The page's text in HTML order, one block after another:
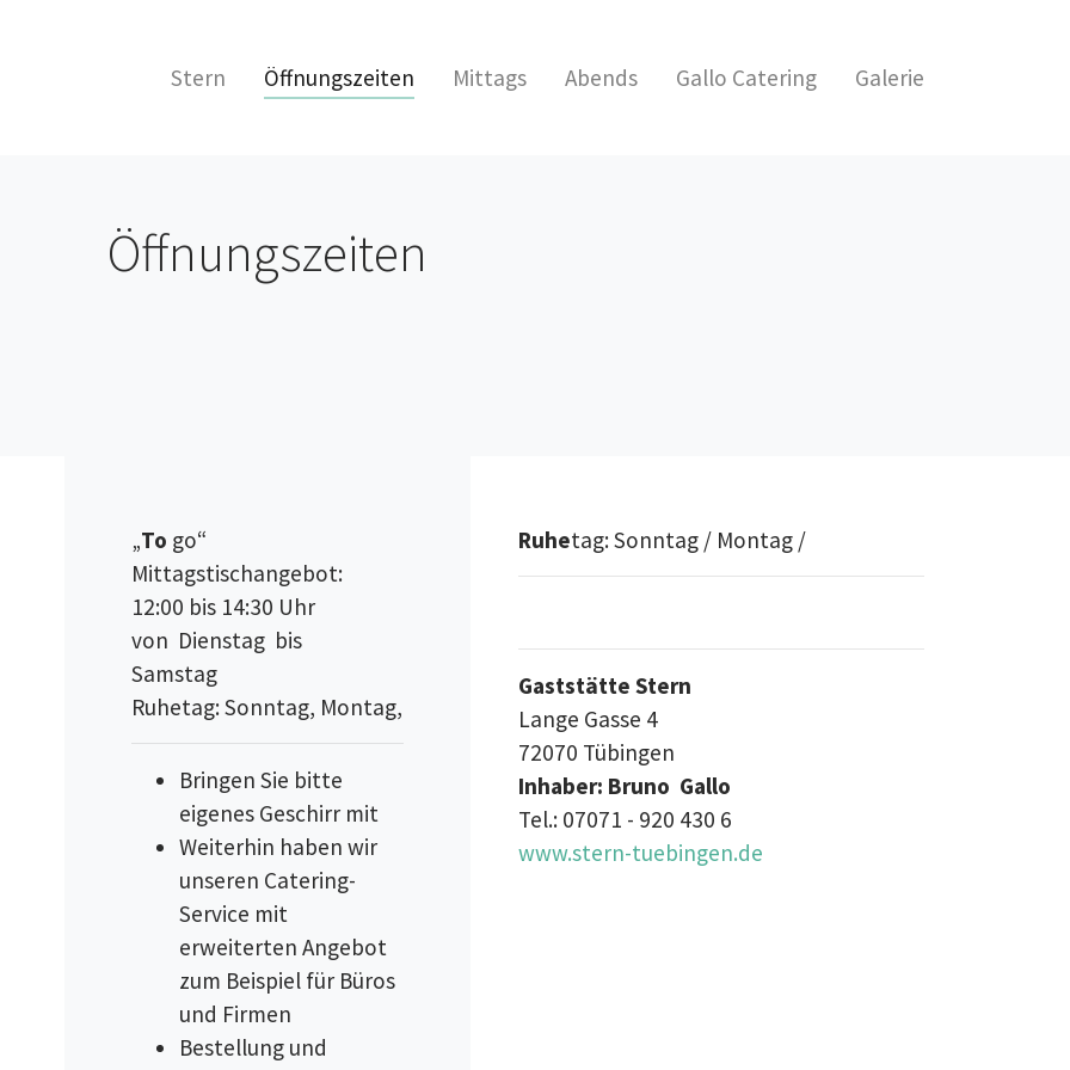
Stern Öffnungszeiten (current)
Mittags Abends Gallo Catering Galerie
Öffnungszeiten
„To go“
Mittagstischangebot:
12:00 bis 14:30 Uhr
von Dienstag bis
Samstag
Ruhetag: Sonntag, Montag,
Bringen Sie bitte
eigenes Geschirr mit
Weiterhin haben wir
unseren Catering-
Service mit
erweiterten Angebot
zum Beispiel für Büros
und Firmen
Bestellung und
Ruhetag: Sonntag / Montag /
Gaststätte Stern
Lange Gasse 4
72070 Tübingen
Inhaber: Bruno Gallo
Tel.: 07071 - 920 430 6
www.stern-tuebingen.de